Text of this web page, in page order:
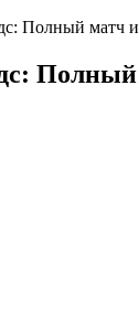
Полный матч